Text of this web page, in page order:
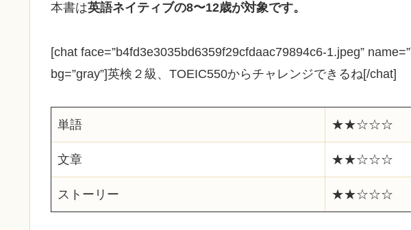
本書は英語ネイティブの8〜12歳が対象です。
[chat face=”b4fd3e3035bd6359f29cfdaac79894c6-1.jpeg”
bg=”gray”]英検２級、TOEIC550からチャレンジできるね[/chat]
単語 ★★☆☆☆
文章 ★★☆☆☆
ストーリー ★★☆☆☆